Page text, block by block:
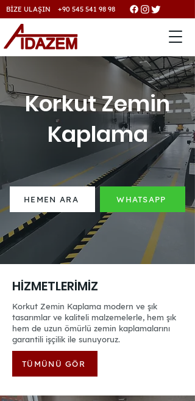
BİZE ULAŞIN +90 545 541 98 98
Korkut Zemin
Kaplama
HEMEN ARA WHATSAPP
HİZMETLERİMİZ
Korkut Zemin Kaplama modern ve şık
tasarımlar ve kaliteli malzemelerle, hem şık
hem de uzun ömürlü zemin kaplamalarını
garantili işçilik ile sunuyoruz.
TÜMÜNÜ GÖR